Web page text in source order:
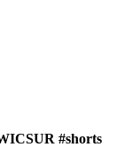
#shorts